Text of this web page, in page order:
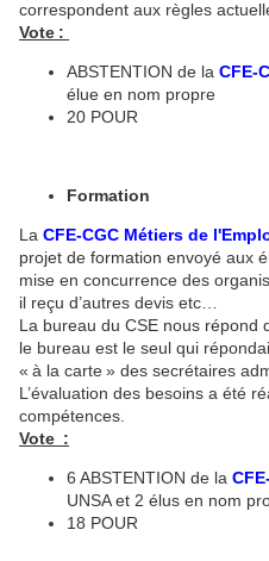
correspondent aux règles
Vote :
ABSTENTION de la CFE-
élue en nom propre
20 POUR
Formation
La CFE-CGC Métiers de
projet de formation envoyé aux
mise en concurrence des
il reçu d’autres devis etc…
La bureau du CSE nous répond
le bureau est le seul qui
« à la carte » des secrétaires
L’évaluation des besoins a été
compétences.
Vote :
6 ABSTENTION de la
UNSA et 2 élus en nom
18 POUR